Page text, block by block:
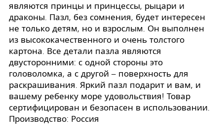
являются принцы и принцессы, рыцари и
драконы. Пазл, без сомнения, будет интересен
не только детям, но и взрослым. Он выполнен
из высококачественного и очень толстого
картона. Все детали пазла являются
двусторонними: с одной стороны это
головоломка, а с другой – поверхность для
раскрашивания. Яркий пазл подарит и вам, и
вашему ребенку море удовольствия! Товар
сертифицирован и безопасен в использовании.
Производство: Россия